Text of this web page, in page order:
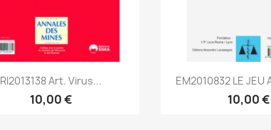
Aperçu rapide
RI2013138 Art. Virus...
10,00 €
Aperçu
EM2010832 LE JEU
10,00 €